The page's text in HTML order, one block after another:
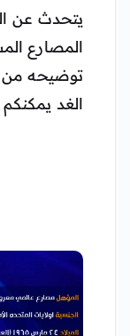
يتحدث عن
المصارع
توضيحه من
الغد